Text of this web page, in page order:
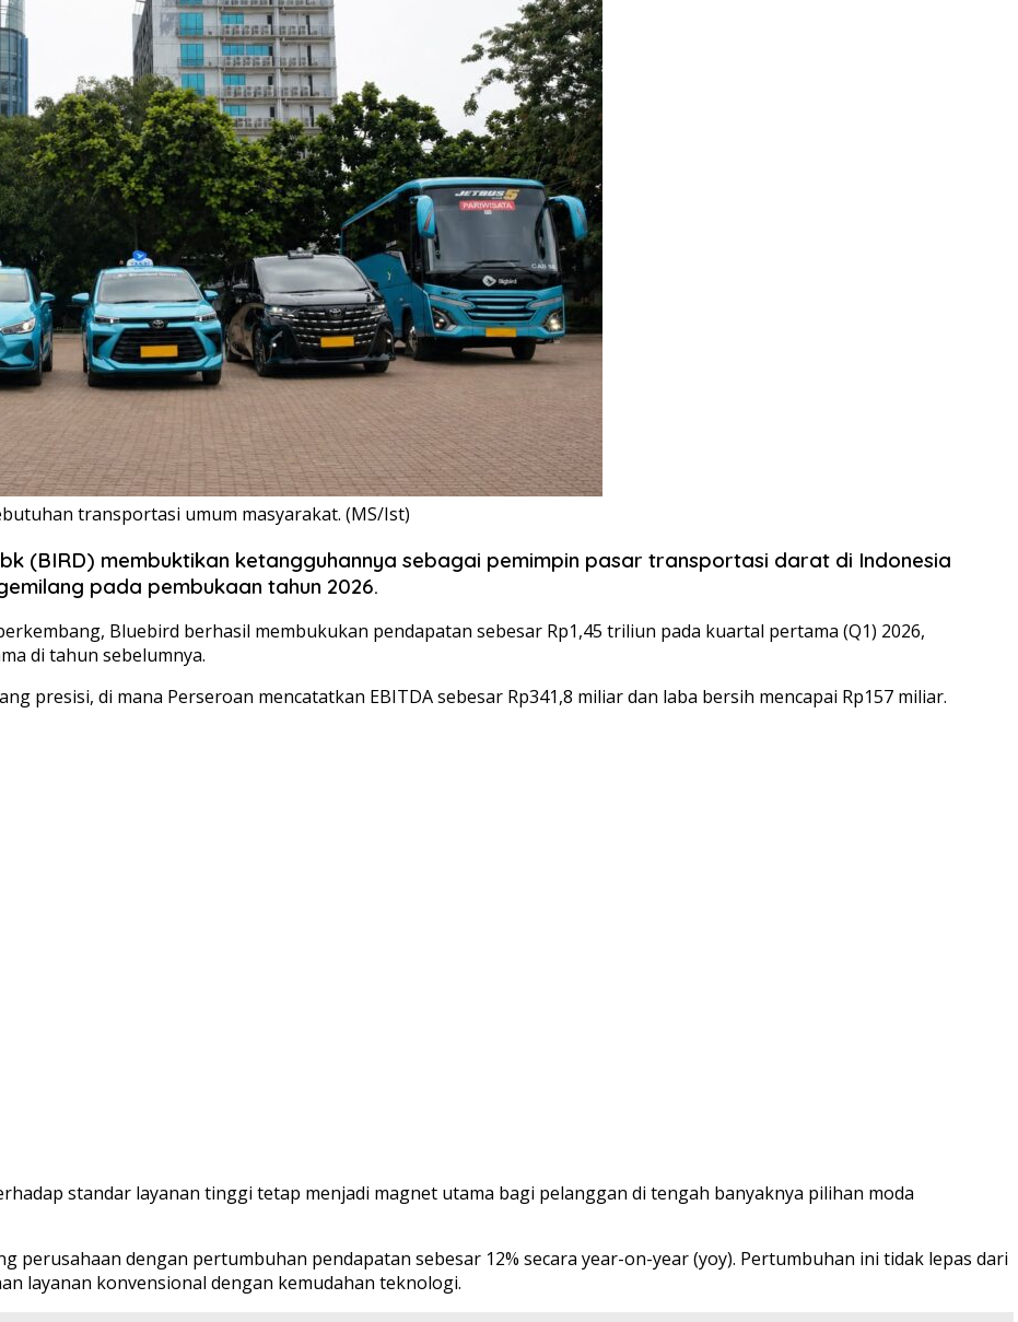
transportasi umum masyarakat. (MS/Ist)
(BIRD) membuktikan ketangguhannya sebagai pemimpin pasar transportasi darat di Indonesia
pada pembukaan tahun 2026.
Bluebird berhasil membukukan pendapatan sebesar Rp1,45 triliun pada kuartal pertama (Q1) 2026,
di tahun sebelumnya.
presisi, di mana Perseroan mencatatkan EBITDA sebesar Rp341,8 miliar dan laba bersih mencapai Rp157 miliar.
standar layanan tinggi tetap menjadi magnet utama bagi pelanggan di tengah banyaknya pilihan moda
perusahaan dengan pertumbuhan pendapatan sebesar 12% secara year-on-year (yoy). Pertumbuhan ini tidak lepas dari
layanan konvensional dengan kemudahan teknologi.